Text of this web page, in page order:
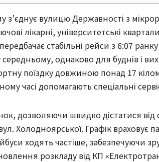
вулицю Державності з
лікарні, університетські
стабільні рейси з 6:07
однаково для буднів і
поїздку довжиною понад 17
часі допомагають спеціальні
дозволяючи швидко дістатися від
Холодноярської. Графік враховує
ходять частіше, забезпечуючи
розкладу від КП